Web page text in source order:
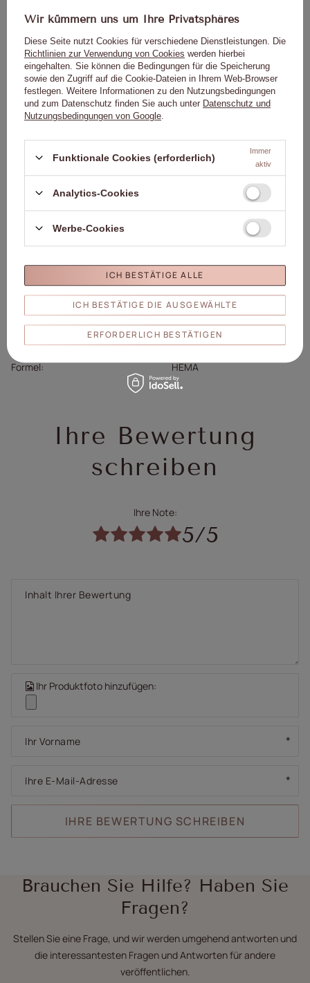
Von Kindern fernhalten.
Bitte lesen Sie die Gebrauchsanweisung sorgfältig durch.
Genaue Daten
Für dieses Produkt
Molly Lac Michał
Szewczyk
5903990545702
Marke
Sammlung
Molly Nails Luxus Glam
Wirkung
Glitzer
Verantwortliche
Person/Hersteller
Molly Lac Michał Szewczyk
ul. Piotrkowska 270 90-361
Łódź, Polen
www.mollylac.com
Formel
HEMA
Ihre Bewertung
schreiben
Ihre Note:
5/5
Inhalt Ihrer Bewertung
Ihr Produktfoto hinzufügen:
Ihr Vorname
Ihre E-Mail-Adresse
IHRE BEWERTUNG SCHREIBEN
Brauchen Sie Hilfe? Haben Sie
Fragen?
Stellen Sie eine Frage, und wir werden umgehend antworten und
die interessantesten Fragen und Antworten für andere
veröffentlichen.
Wir kümmern uns um Ihre Privatsphäres
Diese Seite nutzt Cookies für verschiedene Dienstleistungen. Die
Richtlinien zur Verwendung von Cookies werden hierbei
eingehalten. Sie können die Bedingungen für die Speicherung
sowie den Zugriff auf die Cookie-Dateien in Ihrem Web-Browser
festlegen. Weitere Informationen zu den Nutzungsbedingungen
und zum Datenschutz finden Sie auch unter Datenschutz und
Nutzungsbedingungen von Google
Funktionale Cookies (erforderlich)
Immer
aktiv
Analytics-Cookies
Werbe-Cookies
ICH BESTÄTIGE DIE AUSGEWÄHLTE
ERFORDERLICH BESTÄTIGEN
ICH BESTÄTIGE ALLE